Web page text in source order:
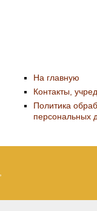
На главную
Контакты,
Политика
персональных